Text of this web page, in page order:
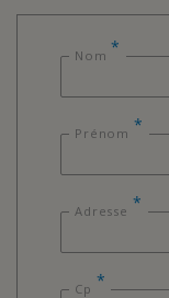
Nom *
Prénom *
Adresse *
Cp *